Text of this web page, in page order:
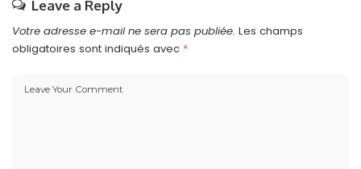
Leave a Reply
Votre adresse e-mail ne sera pas publiée. Les champs
obligatoires sont indiqués avec *